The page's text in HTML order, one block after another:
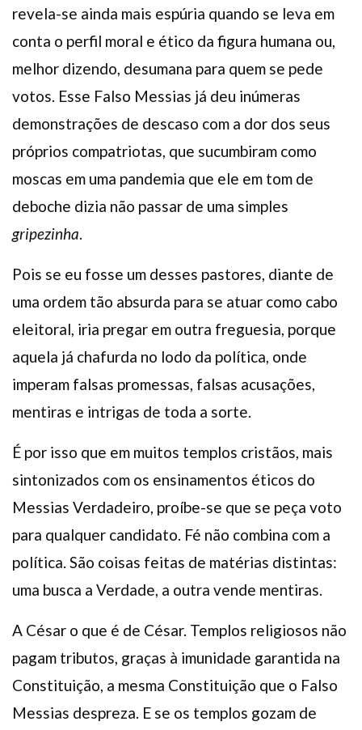
revela-se ainda mais espúria quando se leva em
conta o perfil moral e ético da figura humana ou,
melhor dizendo, desumana para quem se pede
votos. Esse Falso Messias já deu inúmeras
demonstrações de descaso com a dor dos seus
próprios compatriotas, que sucumbiram como
moscas em uma pandemia que ele em tom de
deboche dizia não passar de uma simples
gripezinha.
Pois se eu fosse um desses pastores, diante de
uma ordem tão absurda para se atuar como cabo
eleitoral, iria pregar em outra freguesia, porque
aquela já chafurda no lodo da política, onde
imperam falsas promessas, falsas acusações,
mentiras e intrigas de toda a sorte.
É por isso que em muitos templos cristãos, mais
sintonizados com os ensinamentos éticos do
Messias Verdadeiro, proíbe-se que se peça voto
para qualquer candidato. Fé não combina com a
política. São coisas feitas de matérias distintas:
uma busca a Verdade, a outra vende mentiras.
A César o que é de César. Templos religiosos não
pagam tributos, graças à imunidade garantida na
Constituição, a mesma Constituição que o Falso
Messias despreza. E se os templos gozam de